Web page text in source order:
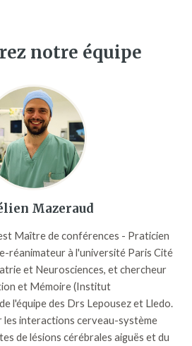
notre équipe
Mazeraud
Maître de conférences - Praticien
réanimateur à l'université Paris Cité
et Neurosciences, et chercheur
et Mémoire (Institut
l'équipe des Drs Lepousez et Lledo.
interactions cerveau-système
de lésions cérébrales aiguës et du